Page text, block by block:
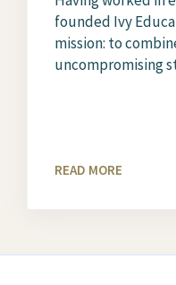
founded Ivy
mission: to
uncompromising
READ MORE